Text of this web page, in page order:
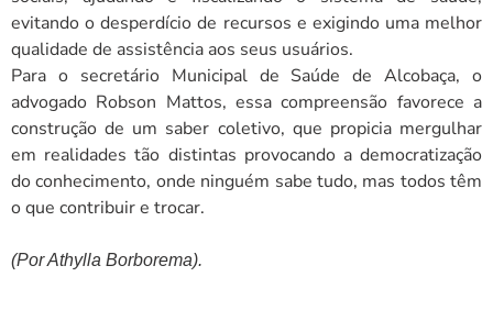
evitando o desperdício de recursos e exigindo uma melhor
qualidade de assistência aos seus usuários.
Para o secretário Municipal de Saúde de Alcobaça, o
advogado Robson Mattos, essa compreensão favorece a
construção de um saber coletivo, que propicia mergulhar
em realidades tão distintas provocando a democratização
do conhecimento, onde ninguém sabe tudo, mas todos têm
o que contribuir e trocar.
(Por Athylla Borborema).